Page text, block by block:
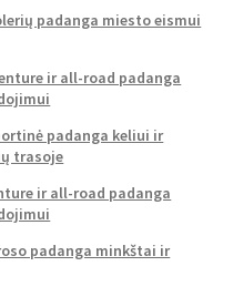
padanga miesto eismui
ir all-road padanga
padanga keliui ir
trasoje
ir all-road padanga
padanga minkštai ir